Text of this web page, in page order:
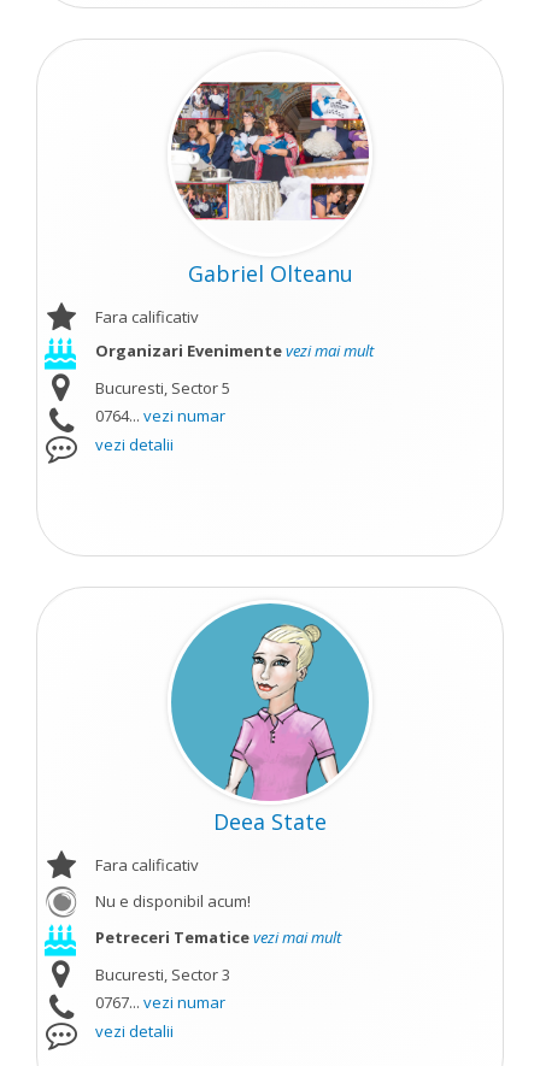
Gabriel Olteanu
Fara calificativ
Organizari Evenimentevezi mai mult
Bucuresti, Sector 5
0764... vezi numar
vezi detalii
Deea State
Fara calificativ
Nu e disponibil acum!
Petreceri Tematicevezi mai mult
Bucuresti, Sector 3
0767... vezi numar
vezi detalii